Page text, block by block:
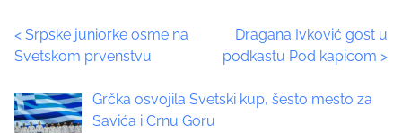
h
i
p
o
P
s
< Srpske juniorke osme na
Svetskom prvenstvu
Dragana Ivković gost u
podkastu Pod kapicom >
Grčka osvojila Svetski kup, šesto mesto za
Savića i Crnu Goru